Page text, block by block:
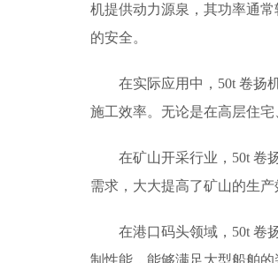
机提供动力源泉，其功率通
的安全。
在实际应用中，50t 卷扬
施工效率。无论是在高层住
在矿山开采行业，50t 卷
需求，大大提高了矿山的生
在港口码头领域，50t 卷
制性能，能够满足大型船舶